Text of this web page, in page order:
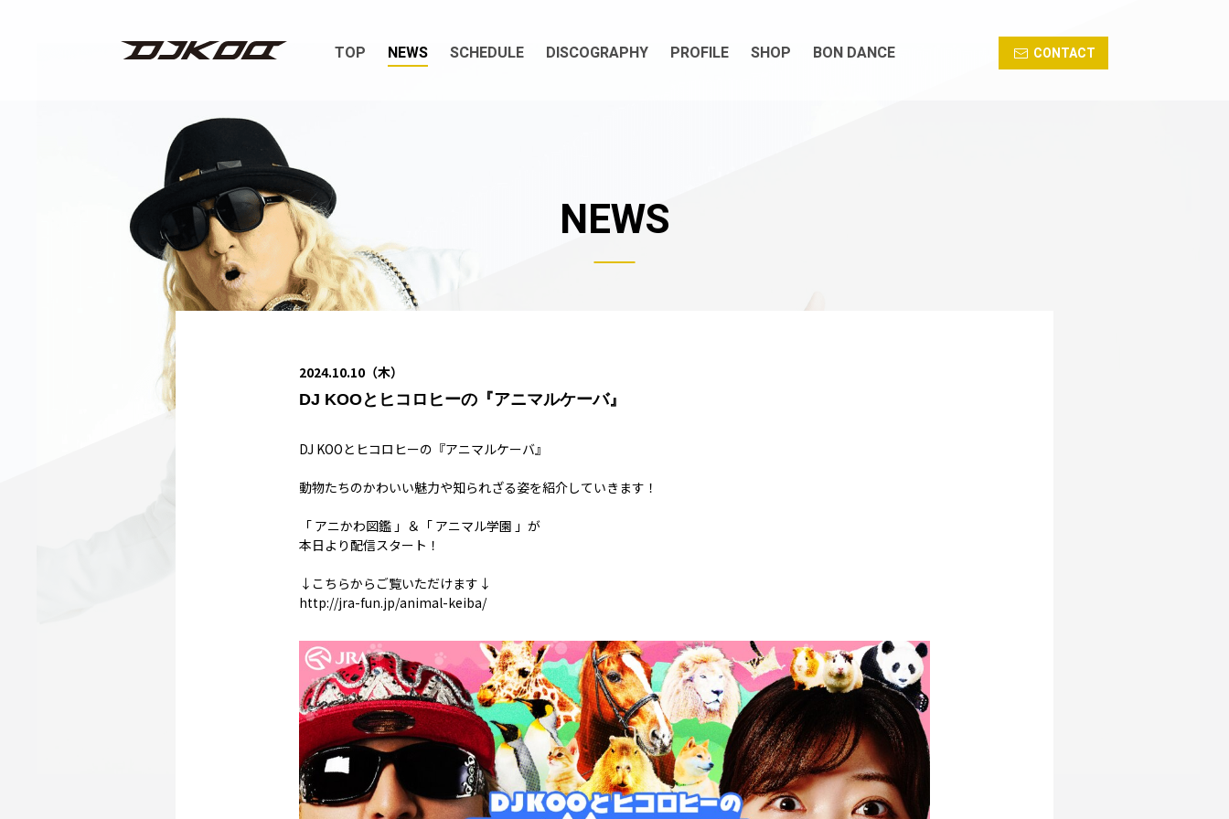
TOP NEWS SCHEDULE DISCOGRAPHY PROFILE SHOP BON DANCE CONTACT
NEWS
2024.10.10（木）
DJ KOOとヒコロヒーの『アニマルケーバ』
DJ KOOとヒコロヒーの『アニマルケーバ』
動物たちのかわいい魅力や知られざる姿を紹介していきます！
「 アニかわ図鑑 」＆「 アニマル学園 」が
本日より配信スタート！
↓こちらからご覧いただけます↓
http://jra-fun.jp/animal-keiba/